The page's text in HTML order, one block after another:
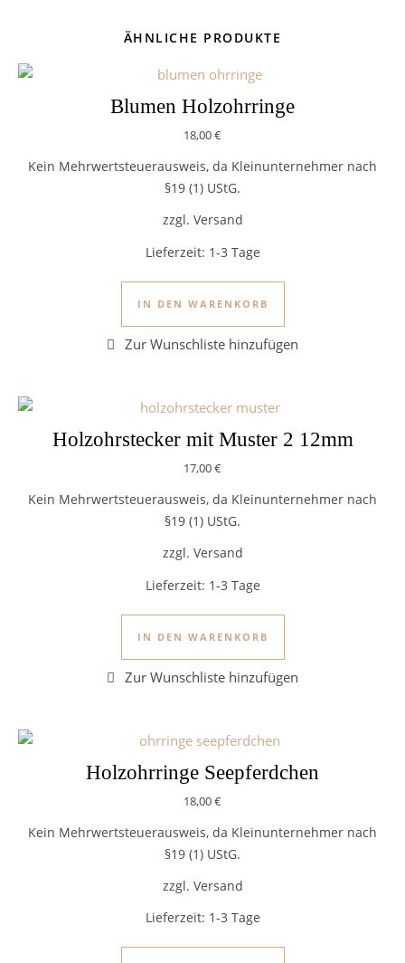
ÄHNLICHE PRODUKTE
Blumen Holzohrringe
18,00€
Kein Mehrwertsteuerausweis, da Kleinunternehmer nach
§19 (1) UStG.
zzgl. Versand
Lieferzeit: 1-3 Tage
IN DEN WARENKORB
Holzohrstecker mit Muster 2 12mm
17,00€
Kein Mehrwertsteuerausweis, da Kleinunternehmer nach
§19 (1) UStG.
zzgl. Versand
Lieferzeit: 1-3 Tage
IN DEN WARENKORB
Holzohrringe Seepferdchen
18,00€
Kein Mehrwertsteuerausweis, da Kleinunternehmer nach
§19 (1) UStG.
zzgl. Versand
Lieferzeit: 1-3 Tage